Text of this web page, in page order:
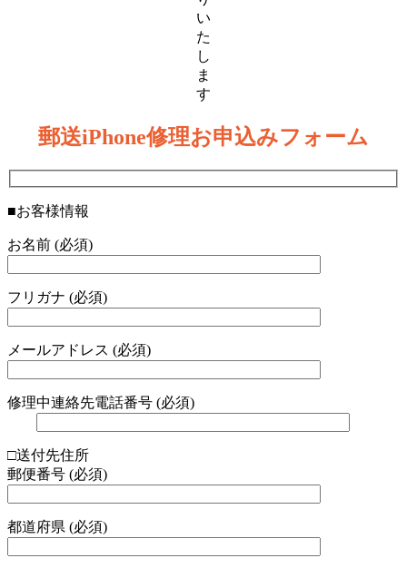
い
た
し
ま
す
郵送iPhone修理お申込みフォーム
■お客様情報
お名前 (必須)
フリガナ (必須)
メールアドレス (必須)
修理中連絡先電話番号 (必須)
□送付先住所
郵便番号 (必須)
都道府県 (必須)